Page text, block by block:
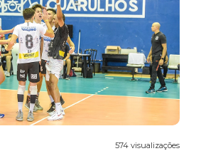
574 visualizações